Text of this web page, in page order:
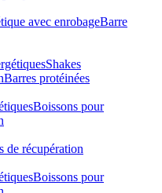
avec enrobageBarre
Shakes
Barres protéinées
Boissons pour
de récupération
Boissons pour